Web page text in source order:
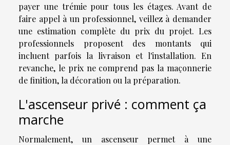
payer une trémie pour tous les étages. Avant de
faire appel à un professionnel, veillez à demander
une estimation complète du prix du projet. Les
professionnels proposent des montants qui
incluent parfois la livraison et l'installation. En
revanche, le prix ne comprend pas la maçonnerie
de finition, la décoration ou la préparation.
L'ascenseur privé : comment ça
marche
Normalement, un ascenseur permet à une